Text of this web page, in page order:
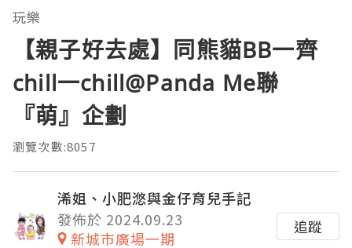
玩樂
【親子好去處】同熊貓BB一齊
chill一chill@Panda Me聯
『萌』企劃
瀏覽次數:8057
浠姐、小肥滺與金仔育兒手記
發佈於 2024.09.23
新城市廣場一期
追蹤